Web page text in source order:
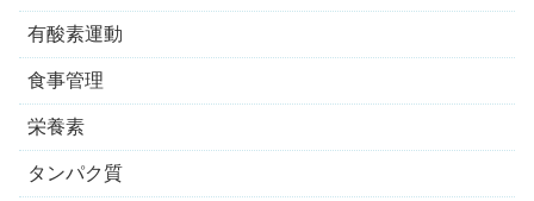
有酸素運動
食事管理
栄養素
タンパク質